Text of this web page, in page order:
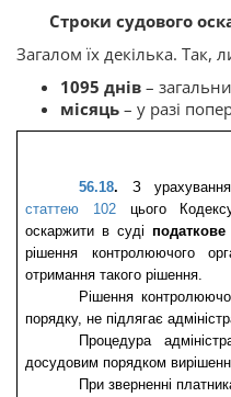
Строки судового
Загалом їх декілька. Так,
1095 днів –
місяць – у разі
56.18.
статтею 102 цього
оскаржити в суді
рішення контролюючого
отримання такого рішення.
Рішення
порядку, не підлягає
Процедура
досудовим порядком
При зверненні